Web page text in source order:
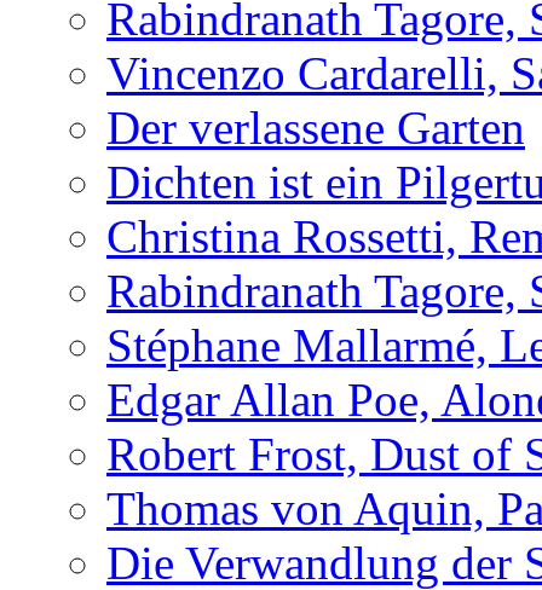
Rabindranath
Vincenzo Cardarelli,
Der verlassene Garten
Dichten ist ein
Christina Rossetti,
Rabindranath
Stéphane Mallarmé,
Edgar Allan Poe,
Robert Frost, Dust of
Thomas von Aquin,
Die Verwandlung der